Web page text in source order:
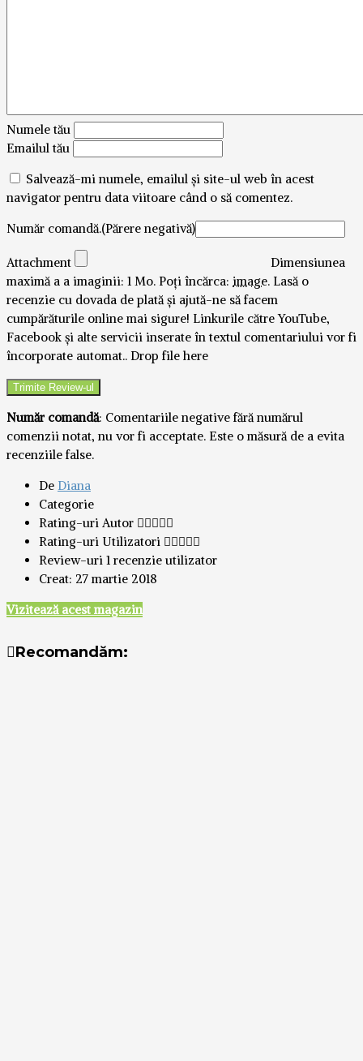
Numele tău
Emailul tău
Salvează-mi numele, emailul și site-ul web în acest
navigator pentru data viitoare când o să comentez.
Număr comandă.(Părere negativă)
Attachment
Dimensiunea
maximă a a imaginii: 1 Mo. Poți încărca: image. Lasă o
recenzie cu dovada de plată și ajută-ne să facem
cumpărăturile online mai sigure! Linkurile către YouTube,
Facebook și alte servicii inserate în textul comentariului vor fi
încorporate automat.. Drop file here
Număr comandă: Comentariile negative fără numărul
comenzii notat, nu vor fi acceptate. Este o măsură de a evita
recenziile false.
De Diana
Categorie
Rating-uri Autor
Rating-uri Utilizatori
Review-uri 1 recenzie utilizator
Creat: 27 martie 2018
Vizitează acest magazin
Recomandăm: